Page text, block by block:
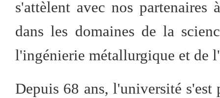
s'attèlent avec nos
dans les domaines de la
l'ingénierie métallurgique et de
Depuis 68 ans, l'université